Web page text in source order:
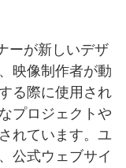
ーが新しいデザ
映像制作者が動
る際に使用され
プロジェクトや
れています。ユ
公式ウェブサイ